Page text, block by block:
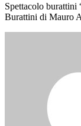
Spettacolo burattini
Burattini di Mauro